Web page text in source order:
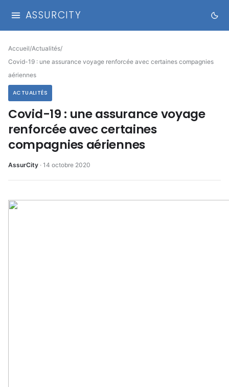
ASSURCITY
Accueil/Actualités/
Covid-19 : une assurance voyage renforcée avec certaines compagnies
aériennes
ACTUALITÉS
Covid-19 : une assurance voyage
renforcée avec certaines
compagnies aériennes
AssurCity · 14 octobre 2020